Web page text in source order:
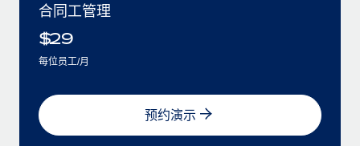
合同工管理
$29
每位员工/月
预约演示